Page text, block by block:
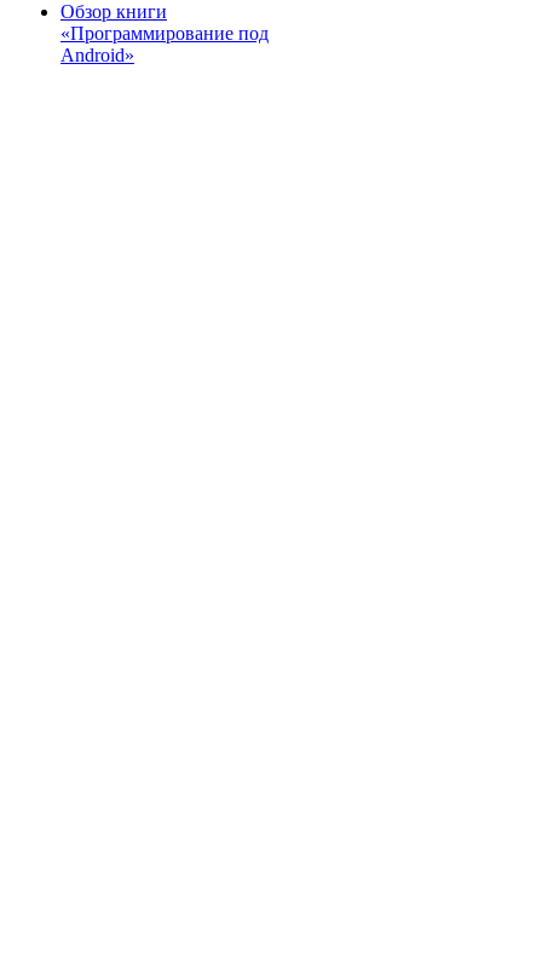
Обзор книги
«Программирование под
Android»